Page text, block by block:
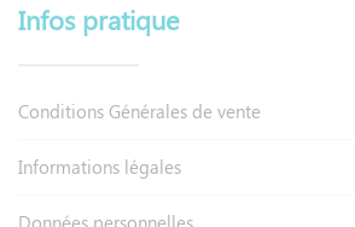
Infos pratique
Conditions Générales de vente
Informations légales